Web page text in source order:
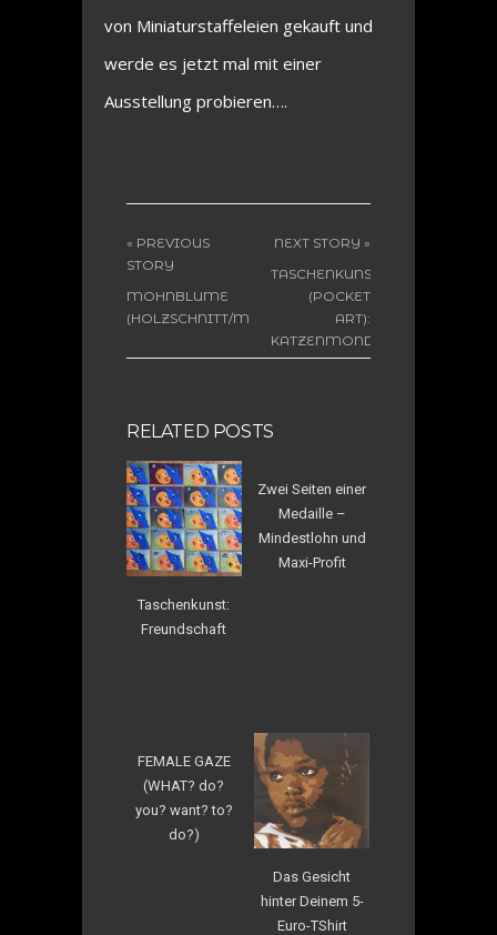
von Miniaturstaffeleien gekauft und
werde es jetzt mal mit einer
Ausstellung probieren….
« PREVIOUS
STORY
MOHNBLUME
(HOLZSCHNITT/MISCHTECHNIK)
NEXT STORY »
TASCHENKUNST
(POCKET
ART):
KATZENMOND
RELATED POSTS
Taschenkunst:
Freundschaft
Zwei Seiten einer
Medaille –
Mindestlohn und
Maxi-Profit
FEMALE GAZE
(WHAT? do?
you? want? to?
do?)
Das Gesicht
hinter Deinem 5-
Euro-TShirt